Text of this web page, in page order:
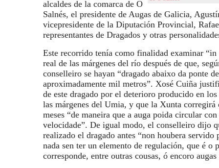
alcaldes de la comarca de O
Salnés, el presidente de Augas de Galicia,
vicepresidente de la Diputación Provincial,
representantes de Dragados y otras
Este recorrido tenía como finalidad examinar “in
real de las márgenes del río después de que,
conselleiro se hayan “dragado abaixo da ponte
aproximadamente mil metros”. Xosé Cuiña
de este dragado por el deterioro producido en
las márgenes del Umia, y que la Xunta corregirá
meses “de maneira que a auga poida circular
velocidade”. De igual modo, el conselleiro dijo
realizado el dragado antes “non houbera servido
nada sen ter un elemento de regulación, que é o
corresponde, entre outras cousas, ó encoro